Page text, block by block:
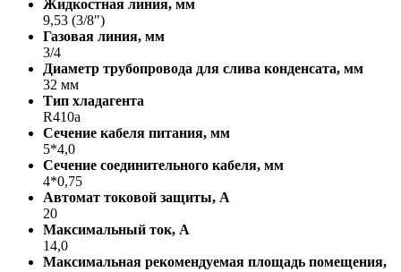
Жидкостная линия, мм
9,53 (3/8")
Газовая линия, мм
3/4
Диаметр трубопровода для слива конденсата, мм
32 мм
Тип хладагента
R410a
Сечение кабеля питания, мм
5*4,0
Сечение соединительного кабеля, мм
4*0,75
Автомат токовой защиты, A
20
Максимальный ток, А
14,0
Максимальная рекомендуемая площадь помещения,